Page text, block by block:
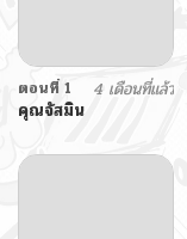
ตอนที่ 1
4 เดือนที่แล้ว
คุณจัสมิน